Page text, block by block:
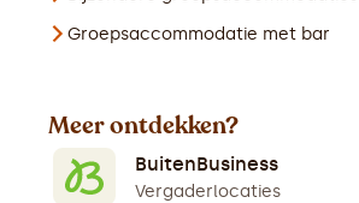
Groepsaccommodatie met bar
Meer ontdekken?
BuitenBusiness
Vergaderlocaties